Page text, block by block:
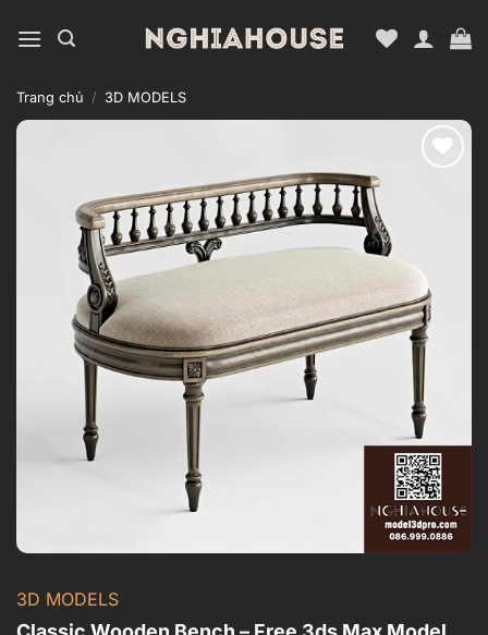
qua
dung
Trang chủ / 3D MODELS
3D MODELS